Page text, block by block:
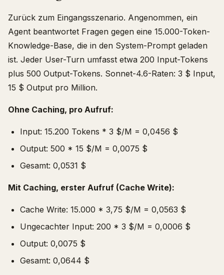
Zurück zum Eingangsszenario. Angenommen, ein
Agent beantwortet Fragen gegen eine 15.000-Token-
Knowledge-Base, die in den System-Prompt geladen
ist. Jeder User-Turn umfasst etwa 200 Input-Tokens
plus 500 Output-Tokens. Sonnet-4.6-Raten: 3 $ Input,
15 $ Output pro Million.
Ohne Caching, pro Aufruf:
Input: 15.200 Tokens * 3 $/M = 0,0456 $
Output: 500 * 15 $/M = 0,0075 $
Gesamt: 0,0531 $
Mit Caching, erster Aufruf (Cache Write):
Cache Write: 15.000 * 3,75 $/M = 0,0563 $
Ungecachter Input: 200 * 3 $/M = 0,0006 $
Output: 0,0075 $
Gesamt: 0,0644 $